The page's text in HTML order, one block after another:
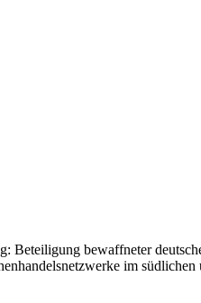
Beteiligung bewaffneter
im